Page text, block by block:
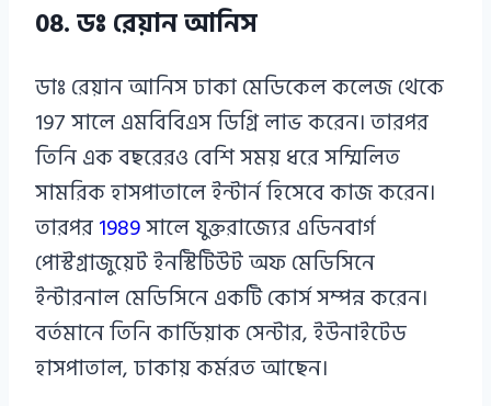
08. ডঃ রেয়ান আনিস
ডাঃ রেয়ান আনিস ঢাকা মেডিকেল কলেজ থেকে
197 সালে এমবিবিএস ডিগ্রি লাভ করেন। তারপর
তিনি এক বছরেরও বেশি সময় ধরে সম্মিলিত
সামরিক হাসপাতালে ইন্টার্ন হিসেবে কাজ করেন।
তারপর1989সালে যুক্তরাজ্যের এডিনবার্গ
পোস্টগ্রাজুয়েট ইনস্টিটিউট অফ মেডিসিনে
ইন্টারনাল মেডিসিনে একটি কোর্স সম্পন্ন করেন।
বর্তমানে তিনি কার্ডিয়াক সেন্টার, ইউনাইটেড
হাসপাতাল, ঢাকায় কর্মরত আছেন।